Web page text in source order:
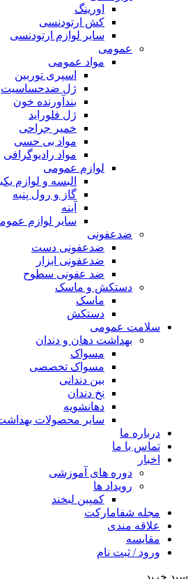
اورینگ
کش ارتودنسی
سایر لوازم ارتودنسی
عمومی
مواد عمومی
اسپری توربین
ژل ضدحساسیت
بندآورنده خون
ژل فلوراید
خمیر جراحی
مواد بی حسی
مواد رادیوگرافی
لوازم عمومی
البسه و لوازم
گاز و رول پنبه
آینه
سایر لوازم
ضدعفونی
ضدعفونی دست
ضدعفونی ابزار
ضد عفونی سطوح
دستکش و ماسک
ماسک
دستکش
سلامت عمومی
بهداشت دهان و دندان
مسواک
مسواک تخصصی
بین دندانی
نخ دندان
دهانشویه
سایر محصولات
درباره ما
تماس با ما
اخبار
دوره های آموزشی
رویداد ها
کمپین لبخند
مجله شفامارکت
علاقه مندی
مقایسه
ورود / ثبت نام
سبد خرید